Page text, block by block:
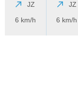
JZ
6 km/h
JZ
6 km/h